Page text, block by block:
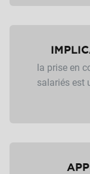
la prise en
salariés est